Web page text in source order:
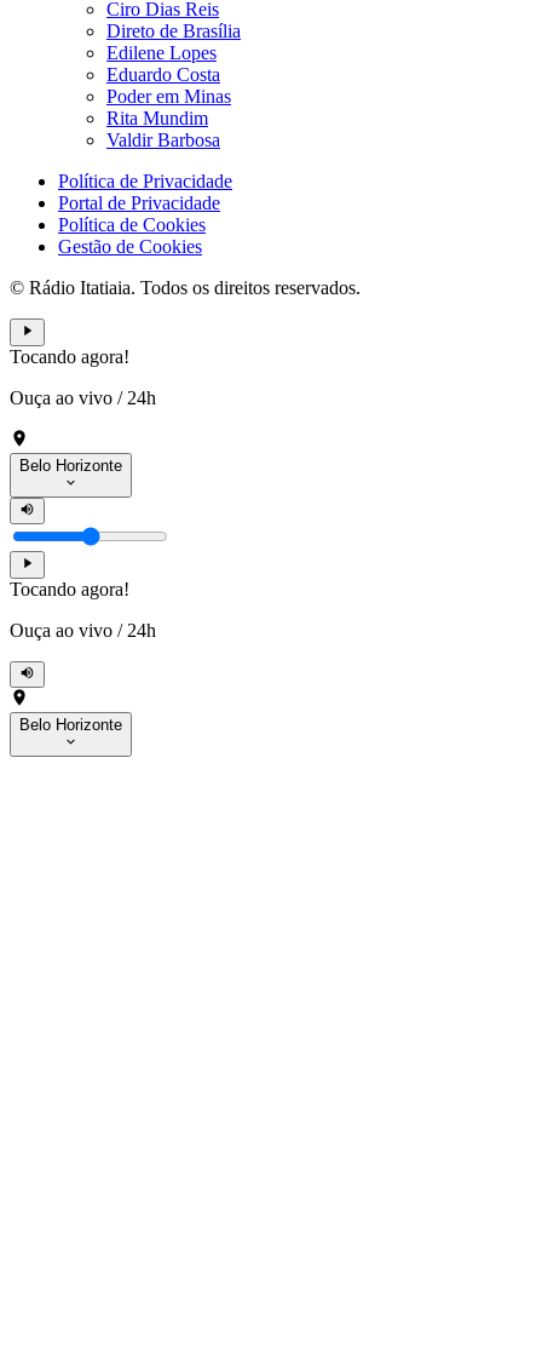
Ciro Dias Reis
Direto de Brasília
Edilene Lopes
Eduardo Costa
Poder em Minas
Rita Mundim
Valdir Barbosa
Política de Privacidade
Portal de Privacidade
Política de Cookies
Gestão de Cookies
© Rádio Itatiaia. Todos os direitos reservados.
Tocando agora!
Ouça ao vivo / 24h
Belo Horizonte
Tocando agora!
Ouça ao vivo / 24h
Belo Horizonte